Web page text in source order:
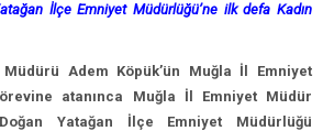
İlçe Emniyet Müdürlüğü’ne ilk defa Kadın
Adem Köpük’ün Muğla İl Emniyet
atanınca Muğla İl Emniyet Müdür
Doğan Yatağan İlçe Emniyet Müdürlüğü